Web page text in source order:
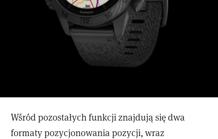
Wśród pozostałych funkcji znajdują się dwa
formaty pozycjonowania pozycji, wraz